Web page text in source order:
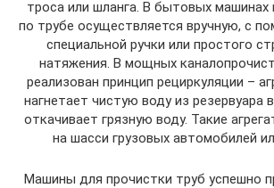
троса или шланга. В бытовых машинах
по трубе осуществляется вручную, с
специальной ручки или простого
натяжения. В мощных
реализован принцип рециркуляции –
нагнетает чистую воду из резервуара
откачивает грязную воду. Такие
на шасси грузовых автомобилей
Машины для прочистки труб успешно